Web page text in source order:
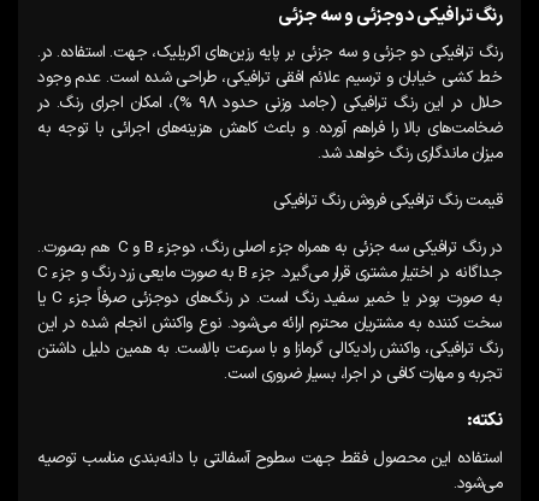
رنگ ترافیکی دوجزئی و سه جزئی
رنگ ترافیکی دو جزئی و سه جزئی بر پایه رزین‌های اکریلیک، جهت. استفاده. در.
خط کشی خیابان و ترسیم علائم افقی ترافیکی، طراحی شده است. عدم وجود
حلال در این رنگ ترافیکی (جامد وزنی حدود ۹۸ %)، امکان اجرای رنگ. در
ضخامت‌های بالا را فراهم آورده. و باعث کاهش هزینه‌های اجرائی با توجه به
میزان ماندگاری رنگ خواهد شد.
قیمت رنگ ترافیکی فروش رنگ ترافیکی
در رنگ ترافیکی سه جزئی به همراه جزء اصلی رنگ، دوجزء B و C هم بصورت..
جداگانه در اختیار مشتری قرار می‌گیرد. جزء B به صورت مایعی زرد رنگ و جزء C
به صورت پودر یا خمیر سفید رنگ است. در رنگ‌های دوجزئی صرفاً جزء C یا
سخت کننده به مشتریان محترم ارائه می‌شود. نوع واکنش انجام شده در این
رنگ ترافیکی، واکنش رادیکالی گرمازا و با سرعت بالاست. به همین دلیل داشتن
تجربه و مهارت کافی در اجرا، بسیار ضروری است.
نکته:
استفاده این محصول فقط جهت سطوح آسفالتی با دانه‌بندی مناسب توصیه
می‌شود.